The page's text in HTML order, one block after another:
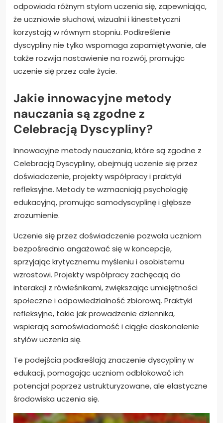
odpowiada różnym stylom uczenia się, zapewniając,
że uczniowie słuchowi, wizualni i kinestetyczni
korzystają w równym stopniu. Podkreślenie
dyscypliny nie tylko wspomaga zapamiętywanie, ale
także rozwija nastawienie na rozwój, promując
uczenie się przez całe życie.
Jakie innowacyjne metody
nauczania są zgodne z
Celebracją Dyscypliny?
Innowacyjne metody nauczania, które są zgodne z
Celebracją Dyscypliny, obejmują uczenie się przez
doświadczenie, projekty współpracy i praktyki
refleksyjne. Metody te wzmacniają psychologię
edukacyjną, promując samodyscyplinę i głębsze
zrozumienie.
Uczenie się przez doświadczenie pozwala uczniom
bezpośrednio angażować się w koncepcje,
sprzyjając krytycznemu myśleniu i osobistemu
wzrostowi. Projekty współpracy zachęcają do
interakcji z rówieśnikami, zwiększając umiejętności
społeczne i odpowiedzialność zbiorową. Praktyki
refleksyjne, takie jak prowadzenie dziennika,
wspierają samoświadomość i ciągłe doskonalenie
stylów uczenia się.
Te podejścia podkreślają znaczenie dyscypliny w
edukacji, pomagając uczniom odblokować ich
potencjał poprzez ustrukturyzowane, ale elastyczne
środowiska uczenia się.